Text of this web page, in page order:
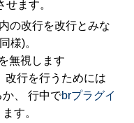
ます。
の改行を改行とみな
様)。
無視します
改行を行うためには
、 行中でbrプラグイ
す。